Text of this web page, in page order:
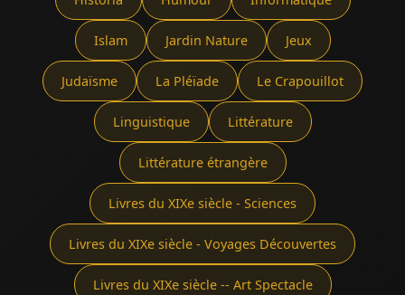
Islam Jardin Nature Jeux
Judaïsme La Pléïade Le Crapouillot
Linguistique Littérature
Littérature étrangère
Livres du XIXe siècle - Sciences
Livres du XIXe siècle - Voyages Découvertes
Livres du XIXe siècle -- Art Spectacle